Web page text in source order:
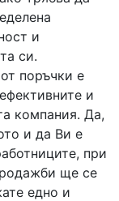
и
си.
поръчки е
и
компания. Да,
и да Ви е
при
ще се
едно и